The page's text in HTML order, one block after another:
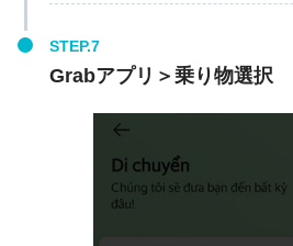
Grabアプリ＞乗り物選択